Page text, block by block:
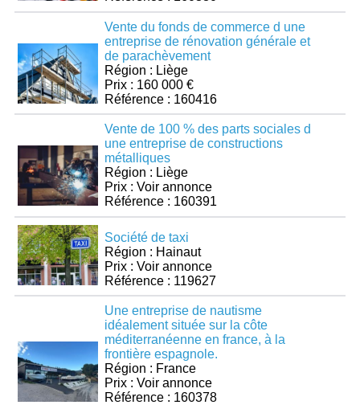
Vente du fonds de commerce d une
entreprise de rénovation générale et
de parachèvement
Région : Liège
Prix : 160 000 €
Référence : 160416
Vente de 100 % des parts sociales d
une entreprise de constructions
métalliques
Région : Liège
Prix : Voir annonce
Référence : 160391
Société de taxi
Région : Hainaut
Prix : Voir annonce
Référence : 119627
Une entreprise de nautisme
idéalement située sur la côte
méditerranéenne en france, à la
frontière espagnole.
Région : France
Prix : Voir annonce
Référence : 160378